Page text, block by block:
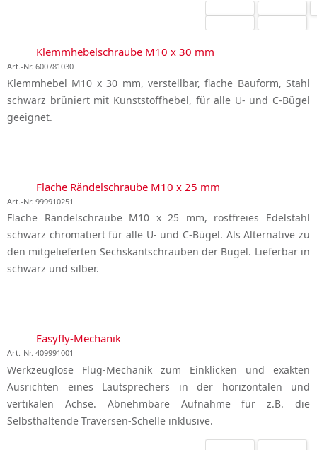
Klemmhebelschraube M10 x 30 mm
Art.-Nr. 600781030
Klemmhebel M10 x 30 mm, verstellbar, flache Bauform, Stahl
schwarz brüniert mit Kunststoffhebel, für alle U- und C-Bügel
geeignet.
Flache Rändelschraube M10 x 25 mm
Art.-Nr. 999910251
Flache Rändelschraube M10 x 25 mm, rostfreies Edelstahl
schwarz chromatiert für alle U- und C-Bügel. Als Alternative zu
den mitgelieferten Sechskantschrauben der Bügel. Lieferbar in
schwarz und silber.
Easyfly-Mechanik
Art.-Nr. 409991001
Werkzeuglose Flug-Mechanik zum Einklicken und exakten
Ausrichten eines Lautsprechers in der horizontalen und
vertikalen Achse. Abnehmbare Aufnahme für z.B. die
Selbsthaltende Traversen-Schelle inklusive.